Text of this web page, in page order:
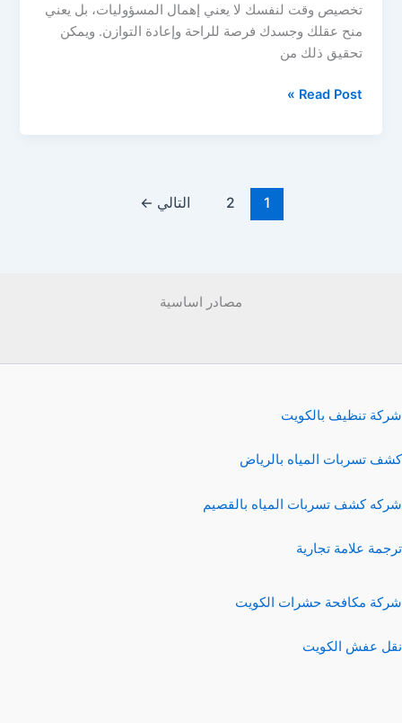
تخصيص وقت لنفسك لا يعني إهمال المسؤوليات، بل يعني
منح عقلك وجسدك فرصة للراحة وإعادة التوازن. ويمكن
تحقيق ذلك من
كيف
Read Post »
1
2 التالي ←
مصادر اساسية
شركة تنظيف بالكويت
كشف تسربات المياه بالرياض
شركه كشف تسربات المياه بالقصيم
ترجمة علامة تجارية
شركة مكافحة حشرات الكويت
نقل عفش الكويت